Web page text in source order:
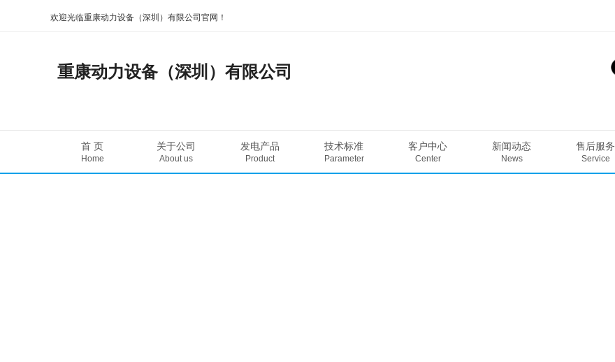
欢迎光临重康动力设备（深圳）有限公司官网！
重康动力设备（深圳）有限公司
首 页
Home
关于公司
About us
发电产品
Product
技术标准
Parameter
客户中心
Center
新闻动态
News
售后服务
Service